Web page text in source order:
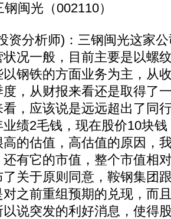
闽光（002110）
分析师)：三钢闽光这家
况一般，目前主要是以螺
钢铁的方面业务为主，从
，从财报来看还是取得了
，应该说是远远超出了同
绩2毛钱，现在股价10块
的估值，高估值的原因，
有它的市值，整个市值相
了关于原则同意，鞍钢集团
之前重组预期的兑现，而
说突发的利好消息，使得